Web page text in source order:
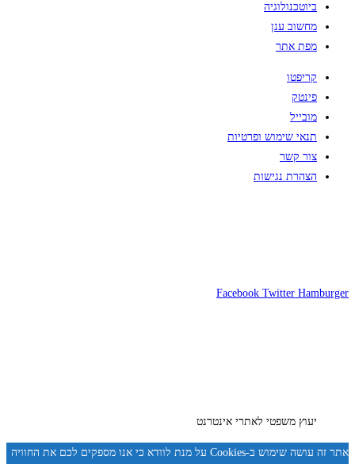
ביוטכנולוגיה
מחשוב ענן
מפת אתר
קריפטו
פינטק
מובייל
תנאי שימוש ופרטיות
צור קשר
הצהרת נגישות
Facebook Twitter Hamburger
יעוץ משפטי לאתרי אינטרנט
אתר זה עושה שימוש ב-Cookies על מנת לוודא כי אנו מספקים לכם את החוויה